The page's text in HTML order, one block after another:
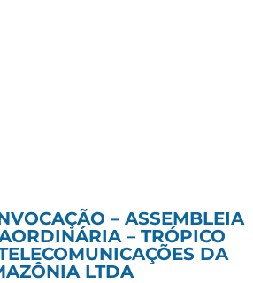
– ASSEMBLEIA
– TRÓPICO
DA
LTDA